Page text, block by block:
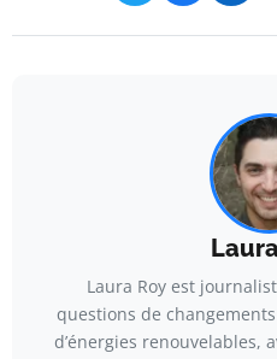
Laura Roy est
questions de
d’énergies renouvelables,